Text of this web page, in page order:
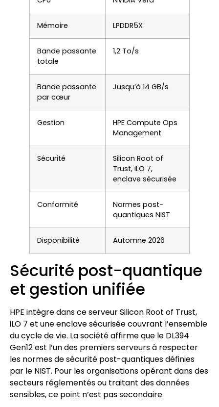
Mémoire LPDDR5X
Bande passante
totale
1,2 To/s
Bande passante
par cœur
Jusqu’à 14 GB/s
Gestion
HPE Compute Ops
Management
Sécurité
Silicon Root of
Trust, iLO 7,
enclave sécurisée
Conformité
Normes post-
quantiques NIST
Disponibilité Automne 2026
Sécurité post-quantique
et gestion unifiée
HPE intègre dans ce serveur Silicon Root of Trust,
iLO 7 et une enclave sécurisée couvrant l’ensemble
du cycle de vie. La société affirme que le DL394
Gen12 est l’un des premiers serveurs à respecter
les normes de sécurité post-quantiques définies
par le NIST. Pour les organisations opérant dans des
secteurs réglementés ou traitant des données
sensibles, ce point n’est pas secondaire.